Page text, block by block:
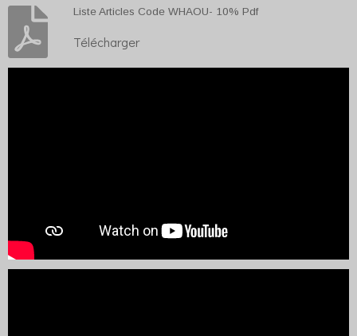
Liste Articles Code WHAOU- 10% Pdf
Télécharger